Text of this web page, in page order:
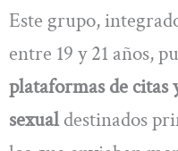
Este grupo,
entre 19 y 21 años,
plataformas de citas
sexual destinados